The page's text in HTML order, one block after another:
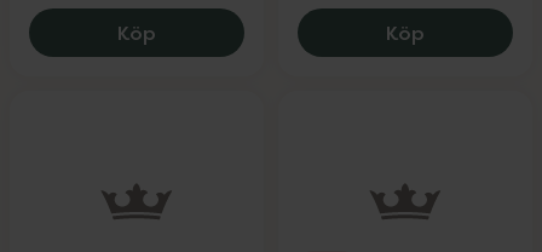
Köp Better You Kollagen, 264 kr.
Köp Litomove